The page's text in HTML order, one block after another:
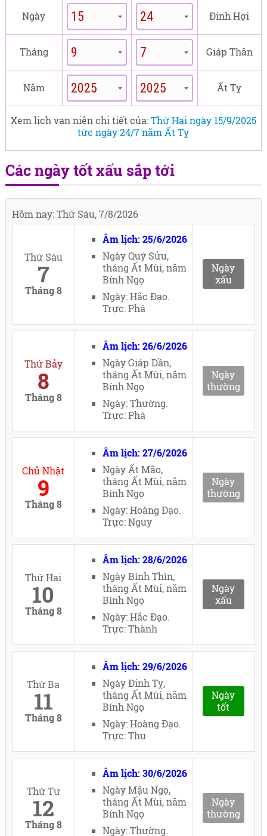
Ngày Đinh Hợi
Tháng Giáp Thân
Năm Ất Tỵ
Xem lịch vạn niên chi tiết của:Thứ Hai ngày 15/9/2025
tức ngày 24/7 năm Ất Tỵ
Các ngày tốt xấu sắp tới
Hôm nay: Thứ Sáu, 7/8/2026
Thứ Sáu
7
Tháng 8
Âm lịch: 25/6/2026
Ngày Quý Sửu,
tháng Ất Mùi, năm
Bính Ngọ
Ngày: Hắc Đạo.
Trực: Phá
Ngày
xấu
Thứ Bảy
8
Tháng 8
Âm lịch: 26/6/2026
Ngày Giáp Dần,
tháng Ất Mùi, năm
Bính Ngọ
Ngày: Thường.
Trực: Phá
Ngày
thường
Chủ Nhật
9
Tháng 8
Âm lịch: 27/6/2026
Ngày Ất Mão,
tháng Ất Mùi, năm
Bính Ngọ
Ngày: Hoàng Đạo.
Trực: Nguy
Ngày
thường
Thứ Hai
10
Tháng 8
Âm lịch: 28/6/2026
Ngày Bính Thìn,
tháng Ất Mùi, năm
Bính Ngọ
Ngày: Hắc Đạo.
Trực: Thành
Ngày
xấu
Thứ Ba
11
Tháng 8
Âm lịch: 29/6/2026
Ngày Đinh Tỵ,
tháng Ất Mùi, năm
Bính Ngọ
Ngày: Hoàng Đạo.
Trực: Thu
Ngày
tốt
Thứ Tư
12
Tháng 8
Âm lịch: 30/6/2026
Ngày Mậu Ngọ,
tháng Ất Mùi, năm
Bính Ngọ
Ngày: Thường.
Ngày
thường